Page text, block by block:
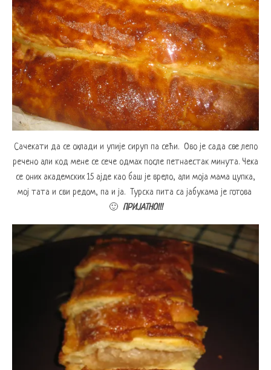
Сачекати да се охлади и упије сируп па сећи. Ово је сада све лепо
речено али код мене се сече одмах после петнаестак минута. Чека
се оних академских 15 ајде као баш је врело, али моја мама цупка,
мој тата и сви редом, па и ја. Турска пита са јабукама је готова
🙂 ПРИЈАТНО!!!